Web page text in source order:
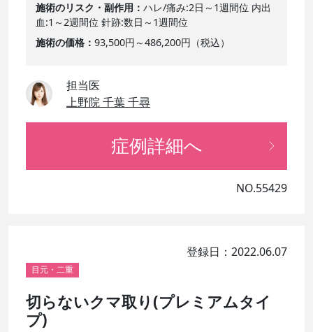
施術のリスク・副作用
ハレ/痛み:2日～1週間位 内出
血:1～2週間位 針跡:数日～1週間位
施術の価格
93,500円～486,200円（税込）
担当医
上野院 千葉 千尋
症例詳細へ
NO.55429
登録日：2022.06.07
目元・二重
切らないクマ取り(プレミアムタイ
プ)